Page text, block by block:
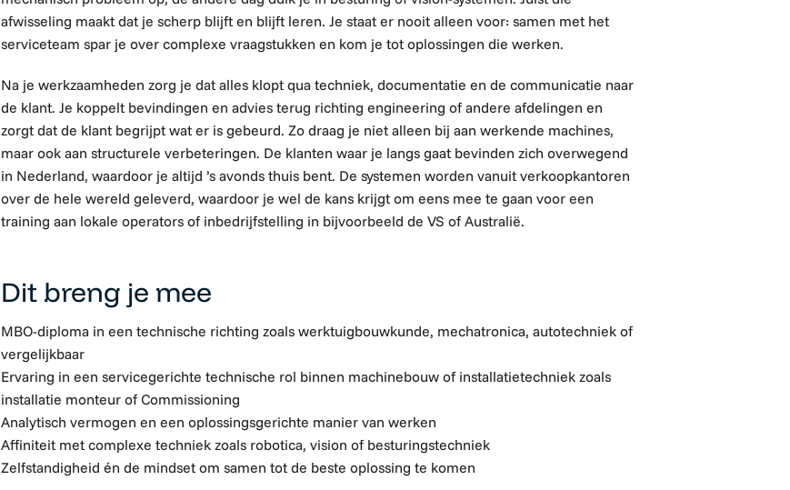
afwisseling maakt dat je scherp blijft en blijft leren. Je staat er nooit alleen voor: samen met het
serviceteam spar je over complexe vraagstukken en kom je tot oplossingen die werken.
Na je werkzaamheden zorg je dat alles klopt qua techniek, documentatie en de communicatie naar
de klant. Je koppelt bevindingen en adviesterug richting engineering of andere afdelingen en
zorgt dat de klant begrijpt wat er is gebeurd. Zo draag je niet alleen bij aan werkende machines,
maar ook aan structurele verbeteringen. De klanten waar je langs gaat bevinden zich overwegend
in Nederland, waardoor je altijd ’s avonds thuis bent. De systemen worden vanuit verkoopkantoren
over de hele wereld geleverd, waardoor je wel de kans krijgt om eens mee te gaan voor een
training aan lokale operators of inbedrijfstelling in bijvoorbeeld de VS of Australië.
Dit breng je mee
MBO-diploma in een technische richting zoals werktuigbouwkunde, mechatronica, autotechniek of
vergelijkbaar
Ervaring in een servicegerichte technische rol binnen machinebouw of installatietechniek zoals
installatie monteur of Commissioning
Analytisch vermogen en een oplossingsgerichte manier van werken
Affiniteit met complexe techniek zoals robotica, vision of besturingstechniek
Zelfstandigheid én de mindset om samen tot de beste oplossing te komen